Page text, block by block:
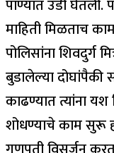
पाण्यात उडी घेतली.
माहिती मिळताच
पोलिसांना शिवदुर्ग
बुडालेल्या
काढण्यात त्यांना
शोधण्याचे काम सुरू